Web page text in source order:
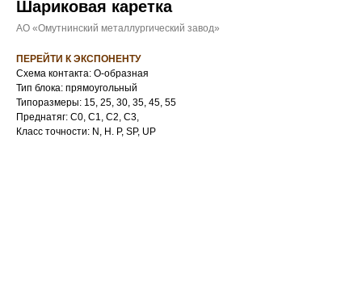
Шариковая каретка
АО «Омутнинский металлургический завод»
ПЕРЕЙТИ К ЭКСПОНЕНТУ
Схема контакта: O-образная
Тип блока: прямоугольный
Типоразмеры: 15, 25, 30, 35, 45, 55
Преднатяг: С0, C1, C2, C3,
Класс точности: N, H. P, SP, UP